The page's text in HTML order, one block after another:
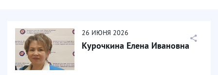
26 ИЮНЯ 2026
Курочкина Елена Ивановна